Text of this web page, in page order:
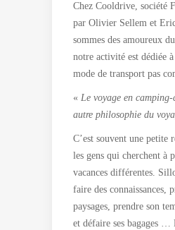
Chez Cooldrive, société
par Olivier Sellem et
sommes des amoureux
notre activité est dédiée
mode de transport pas
« Le voyage en camping-
autre philosophie du
C’est souvent une petite
les gens qui cherchent à
vacances différentes.
faire des connaissances,
paysages, prendre son
et défaire ses bagages …